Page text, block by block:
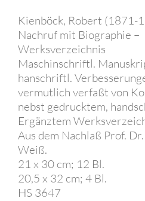
Kienböck, Robert (1871-
Nachruf mit Biographie –
Werksverzeichnis
Maschinschriftl.
hanschriftl.
vermutlich verfaßt von
nebst gedrucktem,
Ergänztem
Aus dem Nachlaß Prof.
Weiß.
21 x 30 cm; 12 Bl.
20,5 x 32 cm; 4 Bl.
HS 3647